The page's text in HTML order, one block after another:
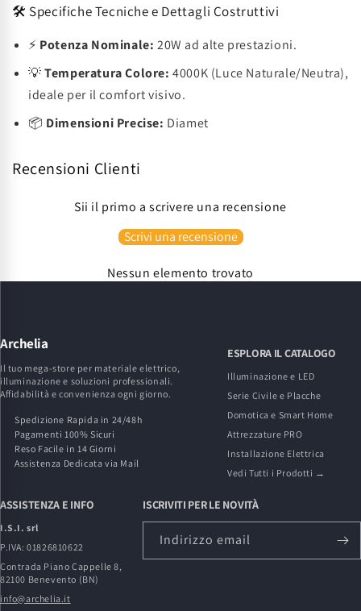
🛠️ Specifiche Tecniche e Dettagli Costruttivi
⚡ Potenza Nominale: 20W ad alte prestazioni.
💡Temperatura Colore: 4000K (Luce Naturale/Neutra),
ideale per il comfort visivo.
📦 Dimensioni Precise: Diamet
Recensioni Clienti
Sii il primo a scrivere una recensione
Scrivi una recensione
Nessun elemento trovato
Archelia
Il tuo mega-store per materiale elettrico,
illuminazione e soluzioni professionali.
Affidabilità e convenienza ogni giorno.
Spedizione Rapida in 24/48h
Pagamenti 100% Sicuri
Reso Facile in 14 Giorni
Assistenza Dedicata via Mail
ESPLORA IL CATALOGO
Illuminazione e LED
Serie Civile e Placche
Domotica e Smart Home
Attrezzature PRO
Installazione Elettrica
Vedi Tutti i Prodotti →
ASSISTENZA E INFO
I.S.I. srl
P.IVA: 01826810622
Contrada Piano Cappelle 8,
82100 Benevento (BN)
info@archelia.it
ISCRIVITI PER LE NOVITÀ
Indirizzo email